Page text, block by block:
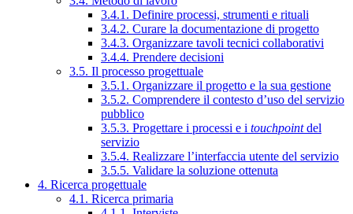
3.4.1. Definire processi, strumenti e rituali
3.4.2. Curare la documentazione di progetto
3.4.3. Organizzare tavoli tecnici collaborativi
3.4.4. Prendere decisioni
3.5. Il processo progettuale
3.5.1. Organizzare il progetto e la sua gestione
3.5.2. Comprendere il contesto d’uso del servizio
pubblico
3.5.3. Progettare i processi e i touchpointdel
servizio
3.5.4. Realizzare l’interfaccia utente del servizio
3.5.5. Validare la soluzione ottenuta
4. Ricerca progettuale
4.1. Ricerca primaria